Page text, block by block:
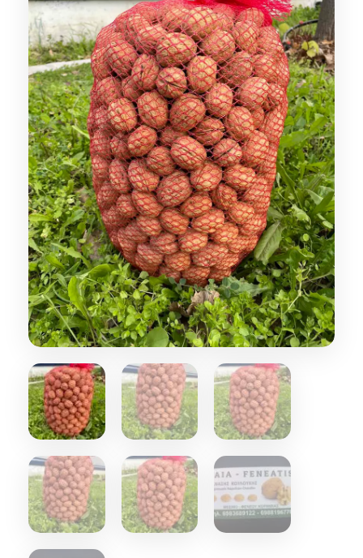
Σχετικά Με Εμάς
Επικοινωνία
Άρθρα
Αγαπημένα –